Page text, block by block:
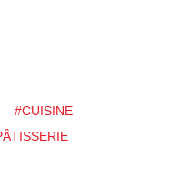
#CUISINE